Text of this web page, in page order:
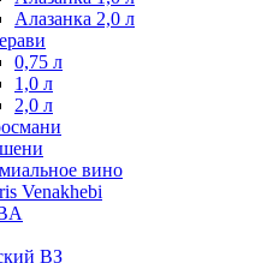
Алазанка 2,0 л
0,75 л
1,0 л
2,0 л
вино
Venakhebi
ВЗ